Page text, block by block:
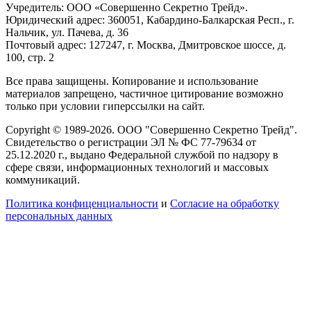
Учредитель: ООО «Совершенно Секретно Трейд».
Юридический адрес: 360051, Кабардино-Балкарская Респ., г.
Нальчик, ул. Пачева, д. 36
Почтовый адрес: 127247, г. Москва, Дмитровское шоссе, д.
100, стр. 2
Все права защищены. Копирование и использование
материалов запрещено, частичное цитирование возможно
только при условии гиперссылки на сайт.
Copyright © 1989-2026. ООО "Совершенно Секретно Трейд".
Свидетельство о регистрации ЭЛ № ФС 77-79634 от
25.12.2020 г., выдано Федеральной службой по надзору в
сфере связи, информационных технологий и массовых
коммуникаций.
Политика конфиценциальности и Согласие на обработку
персональных данных